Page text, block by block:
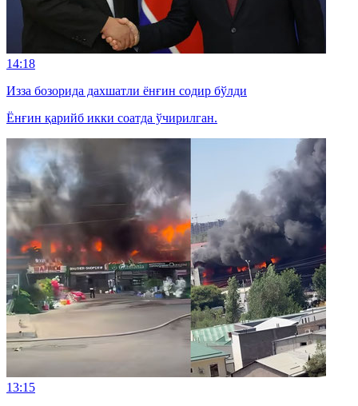
14:18
Изза бозорида дахшатли ёнғин содир бўлди
Ёнғин қарийб икки соатда ўчирилган.
13:15